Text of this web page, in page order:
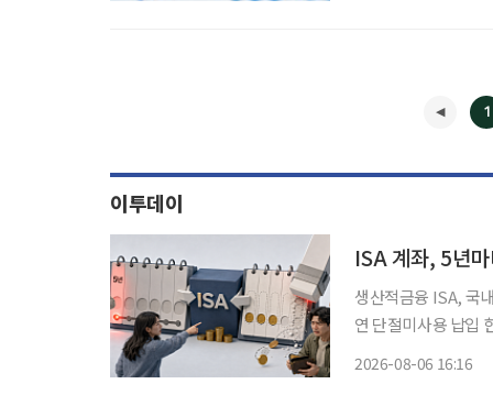
1
이투데이
ISA 계좌, 5년
생산적금융 ISA, 국
연 단절미사용 납입
2026-08-06 16:16